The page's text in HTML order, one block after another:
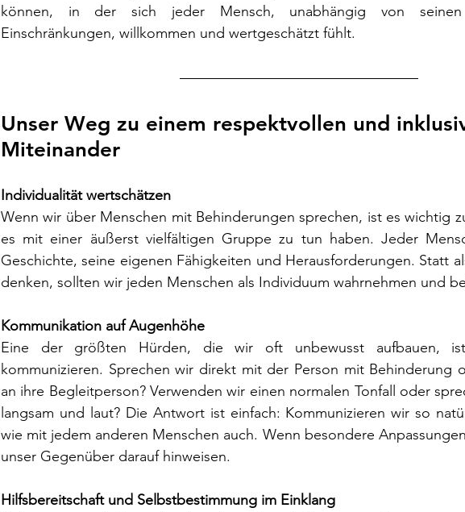
können, in der sich jeder Mensch, unabhängig von
Einschränkungen, willkommen und wertgeschätzt fühlt.
Unser Weg zu einem respektvollen und
Miteinander
Individualität wertschätzen
Wenn wir über Menschen mit Behinderungen sprechen, ist es wichtig
es mit einer äußerst vielfältigen Gruppe zu tun haben. Jeder
Geschichte, seine eigenen Fähigkeiten und Herausforderungen. Statt
denken, sollten wir jeden Menschen als Individuum wahrnehmen und
Kommunikation auf Augenhöhe
Eine der größten Hürden, die wir oft unbewusst aufbauen,
kommunizieren. Sprechen wir direkt mit der Person mit Behinderung
an ihre Begleitperson? Verwenden wir einen normalen Tonfall oder
langsam und laut? Die Antwort ist einfach: Kommunizieren wir so
wie mit jedem anderen Menschen auch. Wenn besondere
unser Gegenüber darauf hinweisen.
Hilfsbereitschaft und Selbstbestimmung im Einklang